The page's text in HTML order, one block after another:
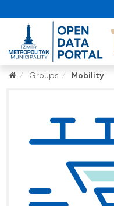
Groups Mobility